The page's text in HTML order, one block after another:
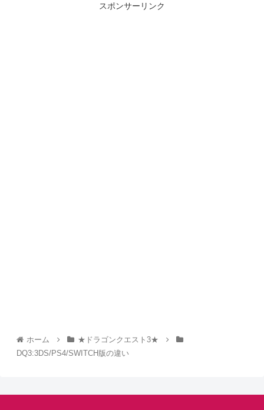
スポンサーリンク
ホーム
★ドラゴンクエスト3★
DQ3:3DS/PS4/SWITCH版の違い